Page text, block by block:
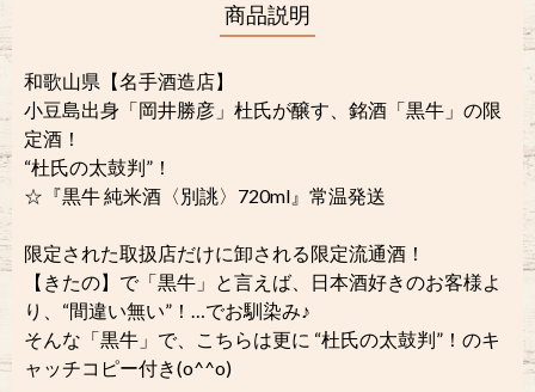
商品説明
和歌山県【名手酒造店】
小豆島出身「岡井勝彦」杜氏が醸す、銘酒「黒牛」の限
定酒！
“杜氏の太鼓判”！
☆『黒牛 純米酒〈別誂〉720ml』常温発送
限定された取扱店だけに卸される限定流通酒！
【きたの】で「黒牛」と言えば、日本酒好きのお客様よ
り、“間違い無い”！…でお馴染み♪
そんな「黒牛」で、こちらは更に “杜氏の太鼓判”！のキ
ャッチコピー付き(o^^o)